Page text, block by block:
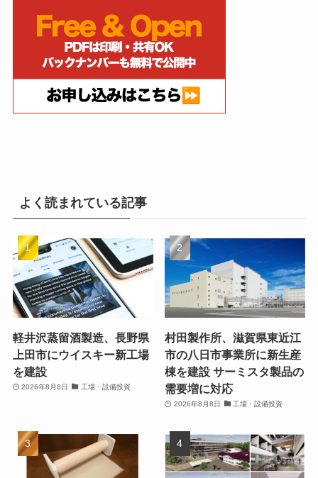
よく読まれている記事
軽井沢蒸留酒製造、長野県
上田市にウイスキー新工場
を建設
2026年8月8日 工場・設備投資
村田製作所、滋賀県東近江
市の八日市事業所に新生産
棟を建設 サーミスタ製品の
需要増に対応
2026年8月8日 工場・設備投資